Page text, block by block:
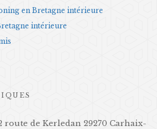
en Bretagne intérieure
intérieure
route de Kerledan 29270 Carhaix-